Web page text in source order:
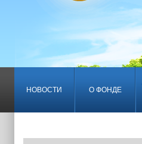
НОВОСТИ О ФОНДЕ